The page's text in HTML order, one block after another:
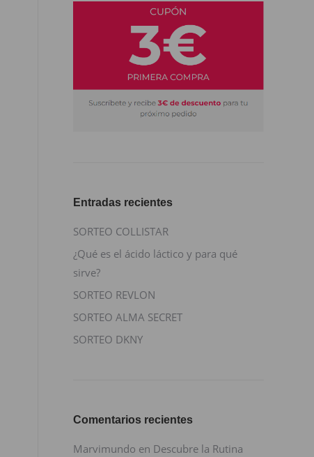
Entradas recientes
SORTEO COLLISTAR
¿Qué es el ácido láctico y para qué
sirve?
SORTEO REVLON
SORTEO ALMA SECRET
SORTEO DKNY
Comentarios recientes
Marvimundo en Descubre la Rutina